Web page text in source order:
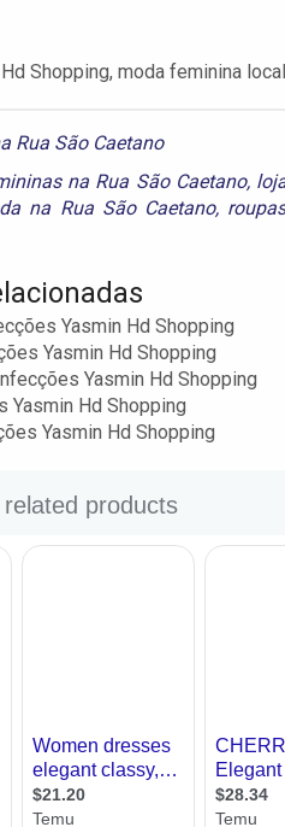
Shopping, moda feminina
Rua São Caetano
na Rua São Caetano,
na Rua São Caetano,
Yasmin Hd Shopping
Yasmin Hd Shopping
Yasmin Hd Shopping
Yasmin Hd Shopping
Yasmin Hd Shopping